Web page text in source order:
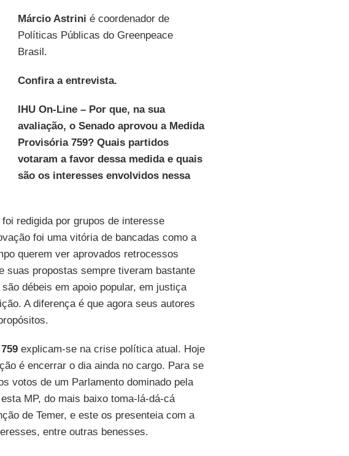
Márcio Astrini é coordenador de
Políticas Públicas do Greenpeace
Brasil.
Confira a entrevista.
IHU On-Line – Por que, na sua
avaliação, o Senado aprovou a Medida
Provisória 759? Quais partidos
votaram a favor dessa medida e quais
são os interesses envolvidos nessa
redigida por grupos de interesse
foi uma vitória de bancadas como a
querem ver aprovados retrocessos
suas propostas sempre tiveram bastante
débeis em apoio popular, em justiça
A diferença é que agora seus autores
explicam-se na crise política atual. Hoje
é encerrar o dia ainda no cargo. Para se
votos de um Parlamento dominado pela
MP, do mais baixo toma-lá-dá-cá
de Temer, e este os presenteia com a
entre outras benesses.